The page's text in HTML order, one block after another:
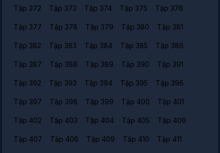
Tập 372 Tập 373 Tập 374 Tập 375 Tập 376
Tập 377 Tập 378 Tập 379 Tập 380 Tập 381
Tập 382 Tập 383 Tập 384 Tập 385 Tập 386
Tập 387 Tập 388 Tập 389 Tập 390 Tập 391
Tập 392 Tập 393 Tập 394 Tập 395 Tập 396
Tập 397 Tập 398 Tập 399 Tập 400 Tập 401
Tập 402 Tập 403 Tập 404 Tập 405 Tập 406
Tập 407 Tập 408 Tập 409 Tập 410 Tập 411